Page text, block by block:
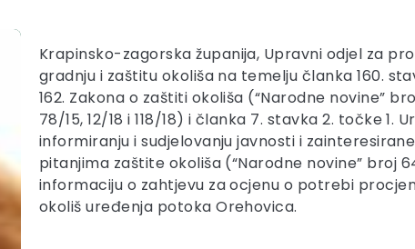
Krapinsko-zagorska županija, Upravni odjel za
gradnju i zaštitu okoliša na temelju članka 160.
162. Zakona o zaštiti okoliša (“Narodne novine”
78/15, 12/18 i 118/18) i članka 7. stavka 2. točke 1.
informiranju i sudjelovanju javnosti i
pitanjima zaštite okoliša (“Narodne novine” broj
informaciju o zahtjevu za ocjenu o potrebi
okoliš uređenja potoka Orehovica.